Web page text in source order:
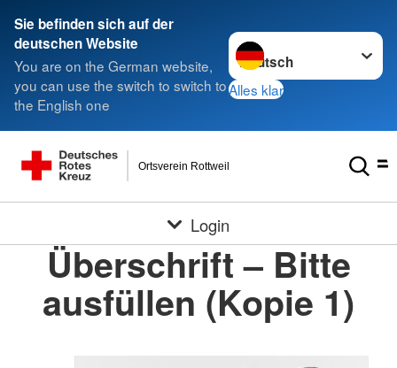
Sie befinden sich auf der
deutschen Website
You are on the German website,
you can use the switch to switch to
the English one
Sprache wechseln zu
Alles klar
Ortsverein Rottweil
Login
Überschrift – Bitte
ausfüllen (Kopie 1)